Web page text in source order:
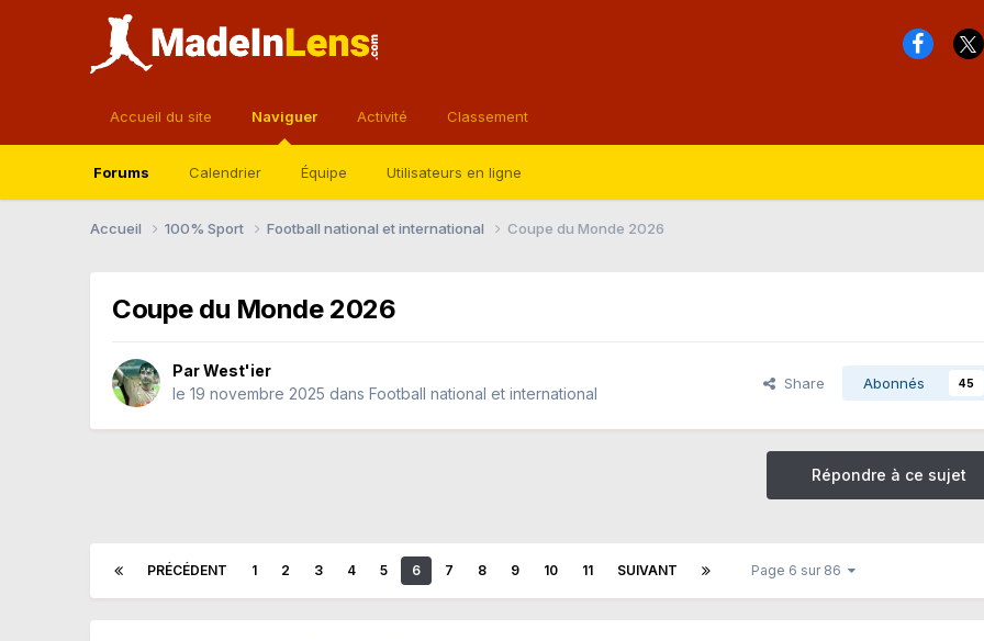
Accueil du site Naviguer
Forums Calendrier Équipe Utilisateurs en ligne
Activité Classement
Accueil 100% Sport Football national et international Coupe du Monde 2026
Coupe du Monde 2026
ParWest'ier
le 19 novembre 2025 dansFootball national et international
Share Abonnés 45
Répondre à ce sujet
PRÉCÉDENT 1 2 3 4 5 6 7 8 9 10 11 SUIVANT Page 6 sur 86